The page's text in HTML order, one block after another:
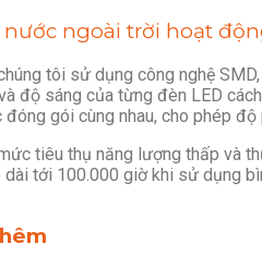
ngoài trời hoạt
tôi sử dụng công nghệ
độ sáng của từng đèn LED
gói cùng nhau, cho phép
tiêu thụ năng lượng thấp và
dài tới 100.000 giờ khi sử dụng